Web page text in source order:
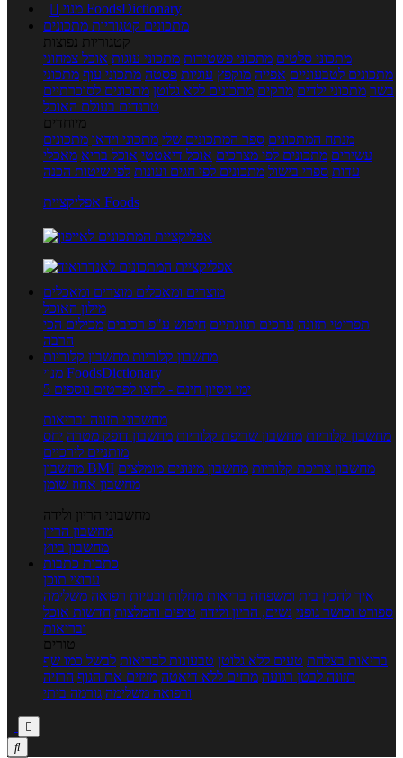

מנוי FoodsDictionary
מתכונים קטגוריות מתכונים
קטגוריות נפוצות
מתכוני סלטים מתכוני פשטידות מתכוני עוגות אוכל צמחוני
מתכונים לטבעוניים אפייה מוקפץ עוגיות פסטה מתכוני עוף מתכוני
בשר מתכוני ילדים מרקים מתכונים ללא גלוטן מתכונים לסוכרתיים
טרנדים בעולם האוכל
מיוחדים
מנתח המתכונים ספר המתכונים שלי מתכוני וידאו מתכונים
עשירים מתכונים לפי מצרכים אוכל דיאטטי אוכל בריא מאכלי
עדות ספרי בישול מתכונים לפי חגים ועונות לפי שיטות הכנה
אפליקציית Foods
מוצרים ומאכלים מוצרים ומאכלים
מילון האוכל
תפריטי תזונה ערכים תזונתיים חיפוש ע"פ רכיבים מכילים הכי
הרבה
מחשבון קלוריות מחשבון קלוריות
מנוי FoodsDictionary
5 ימי ניסיון חינם - לחצו לפרטים נוספים
מחשבוני תזונה ובריאות
מחשבון קלוריות מחשבון שריפת קלוריות מחשבון דופק מטרה יחס
מותניים לירכיים
מחשבון BMI
מחשבון צריכת קלוריות מחשבון מינונים מומלצים
מחשבון אחוז שומן
מחשבוני הריון ולידה
מחשבון הריון
מחשבון ביוץ
כתבות כתבות
ערוצי תוכן
איך להכין בית ומשפחה בריאות מחלות ובעיות רפואה משלימה
ספורט וכושר גופני נשים, הריון ולידה טיפים והמלצות חדשות אוכל
ובריאות
טורים
בריאות בצלחת טעים ללא גלוטן טבעונות לבריאות לבשל כמו שף
תזונה לבטן רגועה מרזים ללא דיאטה מזיזים את הגוף הרזיה
ורפואה משלימה גורמה ביתי

